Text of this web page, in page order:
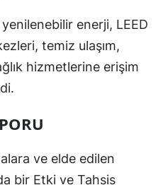
Isparta
Mersin
Kastamonu
enerji, LEED
temiz ulaşım,
hizmetlerine erişim
ve elde edilen
bir Etki ve Tahsis